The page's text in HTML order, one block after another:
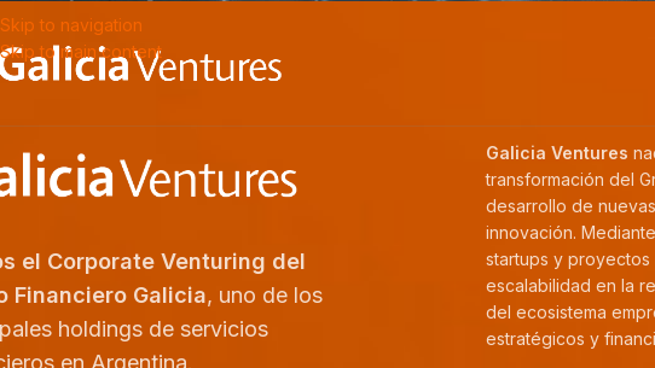
Skip to navigation
Skip to main content
el Corporate Venturing del
Financiero Galicia, uno de los
holdings de servicios
en Argentina.
Galicia Ventures
transformación del
desarrollo de
innovación.
startups y
escalabilidad en la
del ecosistema
estratégicos y